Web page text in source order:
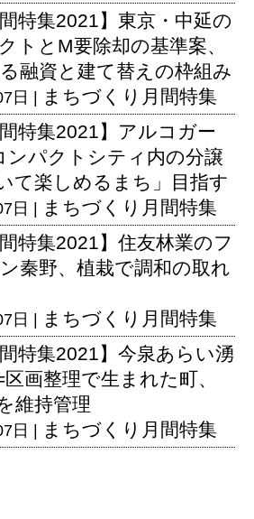
特集2021】東京・中延の
トとM要除却の基準案、
融資と建て替えの枠組み
日 | まちづくり月間特集
特集2021】アルコガー
ンパクトシティ内の分譲
て楽しめるまち」目指す
日 | まちづくり月間特集
特集2021】住友林業のフ
秦野、植栽で調和の取れ
日 | まちづくり月間特集
特集2021】今泉あらい湧
画整理で生まれた町、
維持管理
日 | まちづくり月間特集